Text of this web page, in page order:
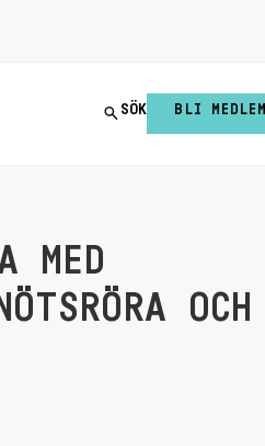
SÖK BLI MEDLEM
MED
OCH